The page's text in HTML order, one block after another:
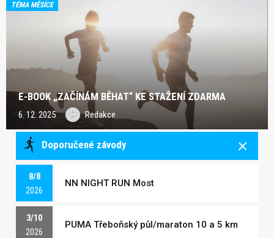
TÉMA MĚSÍCE
E-BOOK „ZAČÍNÁM BĚHAT“ KE STAŽENÍ ZDARMA
6. 12. 2025 Redakce
Doporučené závody
8/8
2026
NN NIGHT RUN Most
3/10
2026
PUMA Třeboňský půl/maraton 10 a 5 km